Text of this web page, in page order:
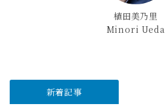
植田美乃里
Minori Ueda
新着記事